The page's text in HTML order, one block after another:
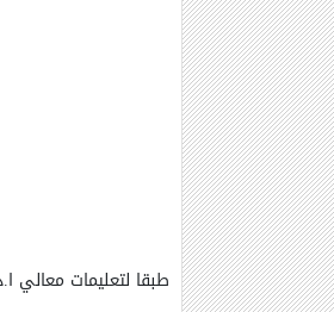
طبقا لتعليمات معالي